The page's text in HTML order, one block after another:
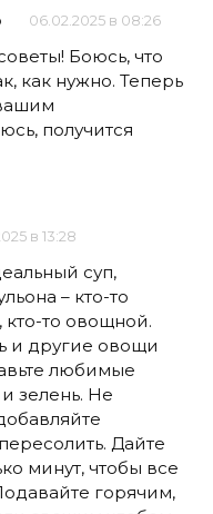
06.02.2025 в 08:26
Боюсь, что
как нужно. Теперь
получится
в 13:28
суп,
– кто-то
кто-то овощной.
и другие овощи
любимые
зелень. Не
Дайте
минут, чтобы все
горячим,